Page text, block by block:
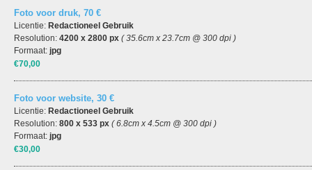
Foto voor druk, 70 €
Licentie: Redactioneel Gebruik
Resolution: 4200 x 2800 px ( 35.6cm x 23.7cm @ 300 dpi )
Formaat: jpg
€70,00
Foto voor website, 30 €
Licentie: Redactioneel Gebruik
Resolution: 800 x 533 px ( 6.8cm x 4.5cm @ 300 dpi )
Formaat: jpg
€30,00